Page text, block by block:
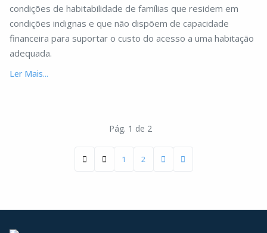
condições de habitabilidade de famílias que residem em
condições indignas e que não dispõem de capacidade
financeira para suportar o custo do acesso a uma habitação
adequada.
Ler Mais...
Pág. 1 de 2
1 2